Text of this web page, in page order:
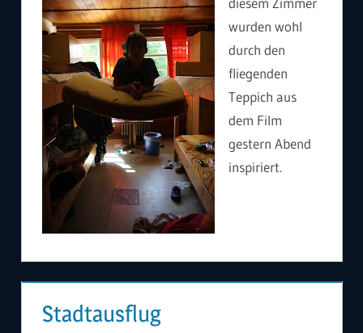
wurden wohl
durch den
fliegenden
Teppich aus
dem Film
gestern Abend
inspiriert.
Stadtausflug